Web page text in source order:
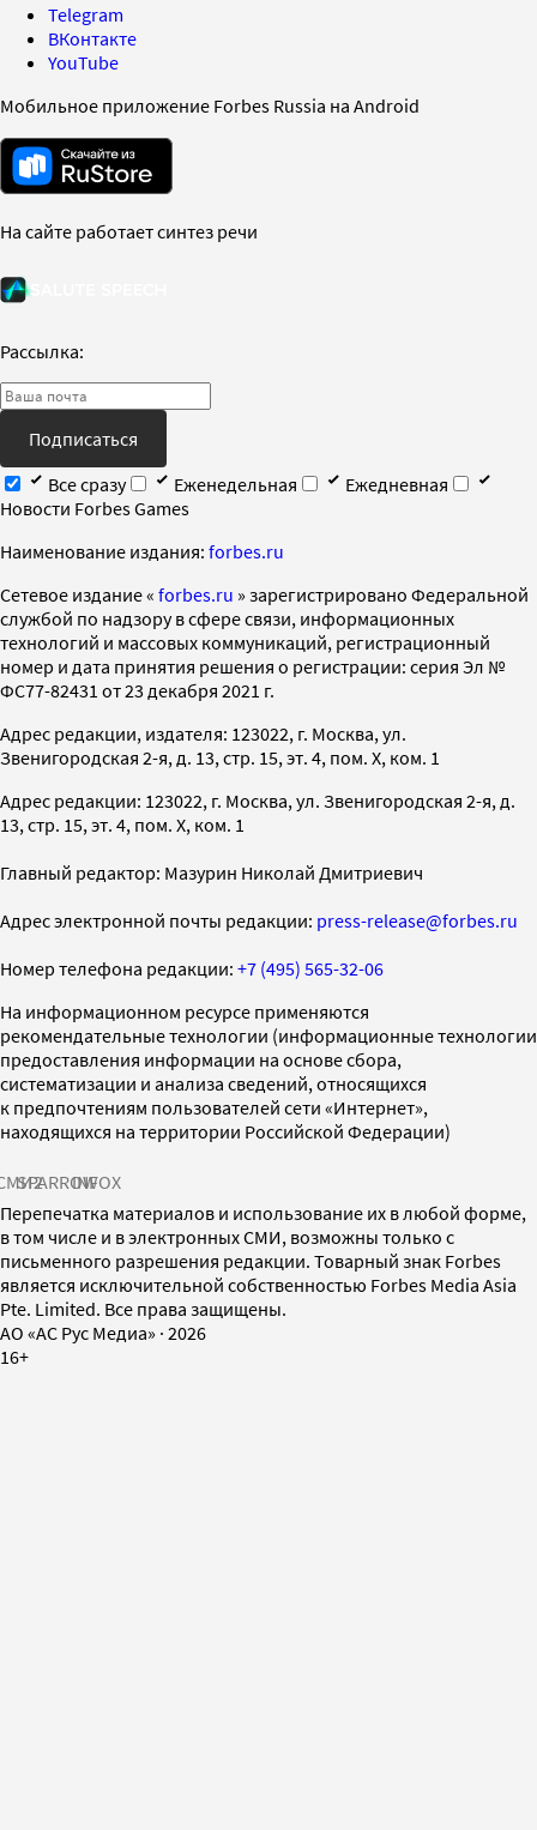
Telegram
ВКонтакте
YouTube
Мобильное приложение Forbes Russia на Android
На сайте работает синтез речи
Рассылка:
Подписаться
Все сразу
Еженедельная
Ежедневная
Новости Forbes Games
Наименование издания: forbes.ru
Cетевое издание « forbes.ru » зарегистрировано Федеральной
службой по надзору в сфере связи, информационных
технологий и массовых коммуникаций, регистрационный
номер и дата принятия решения о регистрации: серия Эл №
ФС77-82431 от 23 декабря 2021 г.
Адрес редакции, издателя: 123022, г. Москва, ул.
Звенигородская 2-я, д. 13, стр. 15, эт. 4, пом. X, ком. 1
Адрес редакции: 123022, г. Москва, ул. Звенигородская 2-я, д.
13, стр. 15, эт. 4, пом. X, ком. 1
Главный редактор: Мазурин Николай Дмитриевич
Адрес электронной почты редакции: press-release@forbes.ru
Номер телефона редакции: +7 (495) 565-32-06
На информационном ресурсе применяются
рекомендательные технологии (информационные технологии
предоставления информации на основе сбора,
систематизации и анализа сведений, относящихся
к предпочтениям пользователей сети «Интернет»,
находящихся на территории Российской Федерации)
SPARROWINFOX
Перепечатка материалов и использование их в любой форме,
в том числе и в электронных СМИ, возможны только с
письменного разрешения редакции. Товарный знак Forbes
является исключительной собственностью Forbes Media Asia
Pte. Limited. Все права защищены.
AO «АС Рус Медиа» · 2026
16+